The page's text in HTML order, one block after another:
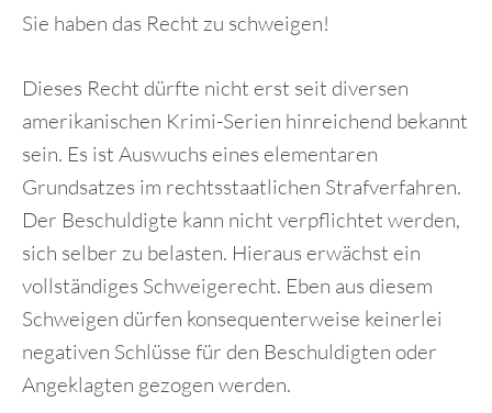
Sie haben das Recht zu schweigen!
Dieses Recht dürfte nicht erst seit diversen
amerikanischen Krimi-Serien hinreichend bekannt
sein. Es ist Auswuchs eines elementaren
Grundsatzes im rechtsstaatlichen Strafverfahren.
Der Beschuldigte kann nicht verpflichtet werden,
sich selber zu belasten. Hieraus erwächst ein
vollständiges Schweigerecht. Eben aus diesem
Schweigen dürfen konsequenterweise keinerlei
negativen Schlüsse für den Beschuldigten oder
Angeklagten gezogen werden.